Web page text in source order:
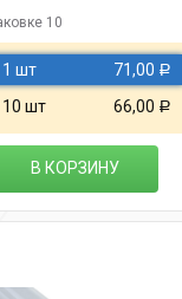
10
шт 71,00 Р
шт 66,00 Р
В КОРЗИНУ